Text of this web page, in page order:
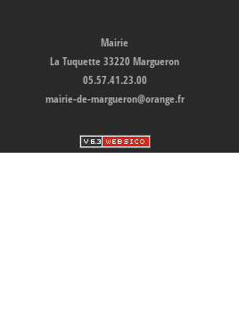
Mairie
La Tuquette 33220 Margueron
05.57.41.23.00
mairie-de-margueron@orange.fr